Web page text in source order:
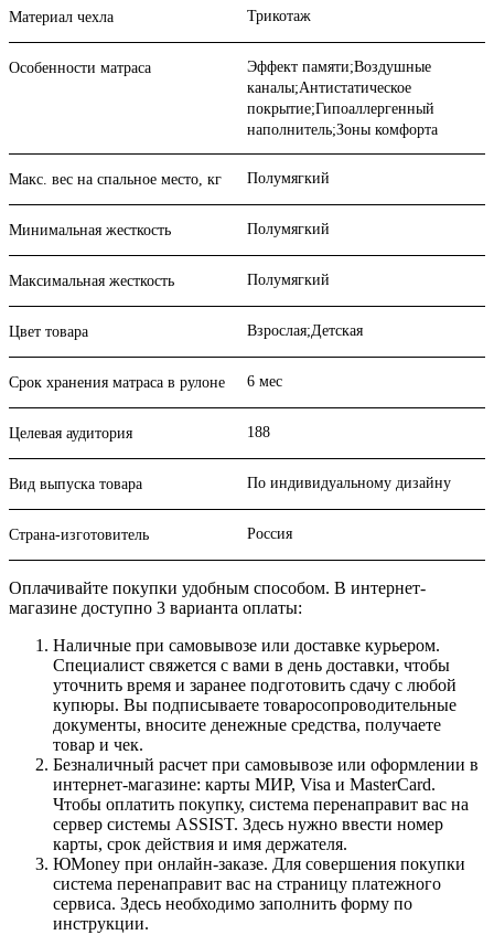
Материал чехла Трикотаж
Особенности матраса
Эффект памяти;Воздушные
каналы;Антистатическое
покрытие;Гипоаллергенный
наполнитель;Зоны комфорта
Макс. вес на спальное место, кг Полумягкий
Минимальная жесткость Полумягкий
Максимальная жесткость Полумягкий
Цвет товара Взрослая;Детская
Срок хранения матраса в рулоне 6 мес
Целевая аудитория 188
Вид выпуска товара По индивидуальному дизайну
Страна-изготовитель Россия
Оплачивайте покупки удобным способом. В интернет-
магазине доступно 3 варианта оплаты:
Наличные при самовывозе или доставке курьером.
Специалист свяжется с вами в день доставки, чтобы
уточнить время и заранее подготовить сдачу с любой
купюры. Вы подписываете товаросопроводительные
документы, вносите денежные средства, получаете
товар и чек.
Безналичный расчет при самовывозе или оформлении в
интернет-магазине: карты МИР, Visa и MasterCard.
Чтобы оплатить покупку, система перенаправит вас на
сервер системы ASSIST. Здесь нужно ввести номер
карты, срок действия и имя держателя.
ЮMoney при онлайн-заказе. Для совершения покупки
система перенаправит вас на страницу платежного
сервиса. Здесь необходимо заполнить форму по
инструкции.